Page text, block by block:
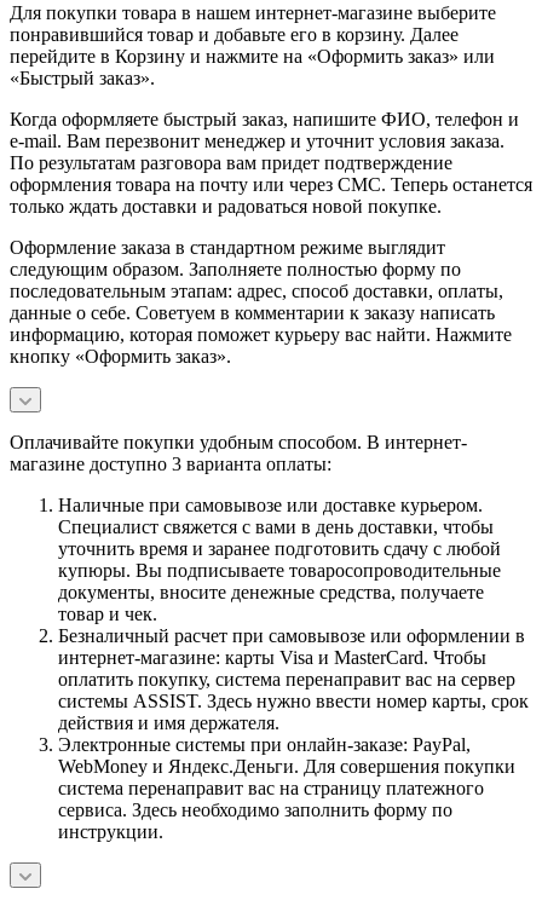
Для покупки товара в нашем интернет-магазине выберите
понравившийся товар и добавьте его в корзину. Далее
перейдите в Корзину и нажмите на «Оформить заказ» или
«Быстрый заказ».
Когда оформляете быстрый заказ, напишите ФИО, телефон и
e-mail. Вам перезвонит менеджер и уточнит условия заказа.
По результатам разговора вам придет подтверждение
оформления товара на почту или через СМС. Теперь останется
только ждать доставки и радоваться новой покупке.
Оформление заказа в стандартном режиме выглядит
следующим образом. Заполняете полностью форму по
последовательным этапам: адрес, способ доставки, оплаты,
данные о себе. Советуем в комментарии к заказу написать
информацию, которая поможет курьеру вас найти. Нажмите
кнопку «Оформить заказ».
Оплачивайте покупки удобным способом. В интернет-
магазине доступно 3 варианта оплаты:
Наличные при самовывозе или доставке курьером.
Специалист свяжется с вами в день доставки, чтобы
уточнить время и заранее подготовить сдачу с любой
купюры. Вы подписываете товаросопроводительные
документы, вносите денежные средства, получаете
товар и чек.
Безналичный расчет при самовывозе или оформлении в
интернет-магазине: карты Visa и MasterCard. Чтобы
оплатить покупку, система перенаправит вас на сервер
системы ASSIST. Здесь нужно ввести номер карты, срок
действия и имя держателя.
Электронные системы при онлайн-заказе: PayPal,
WebMoney и Яндекс.Деньги. Для совершения покупки
система перенаправит вас на страницу платежного
сервиса. Здесь необходимо заполнить форму по
инструкции.